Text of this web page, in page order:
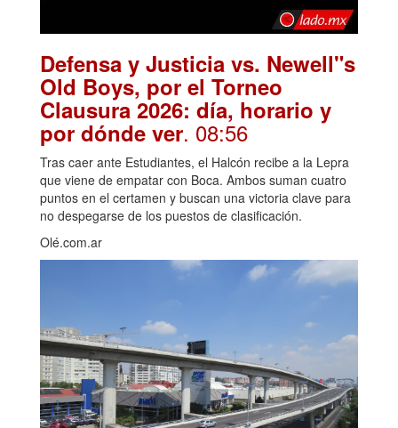
Defensa y Justicia vs. Newell"s
Old Boys, por el Torneo
Clausura 2026: día, horario y
por dónde ver. 08:56
Tras caer ante Estudiantes, el Halcón recibe a la Lepra
que viene de empatar con Boca. Ambos suman cuatro
puntos en el certamen y buscan una victoria clave para
no despegarse de los puestos de clasificación.
Olé.com.ar